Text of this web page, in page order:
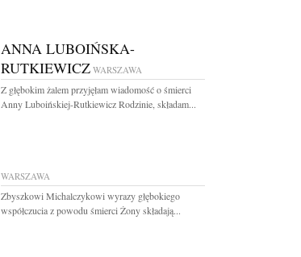
ANNA LUBOIŃSKA-
RUTKIEWICZ WARSZAWA
Z głębokim żalem przyjęłam wiadomość o śmierci
Anny Luboińskiej-Rutkiewicz Rodzinie, składam...
WARSZAWA
Zbyszkowi Michalczykowi wyrazy głębokiego
współczucia z powodu śmierci Żony składają...